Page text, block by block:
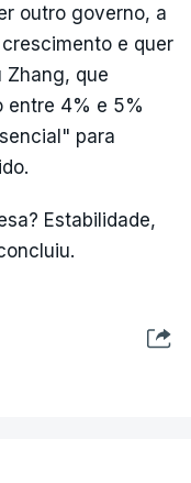
outro governo, a
e quer
Zhang, que
entre 4% e 5%
para
Estabilidade,